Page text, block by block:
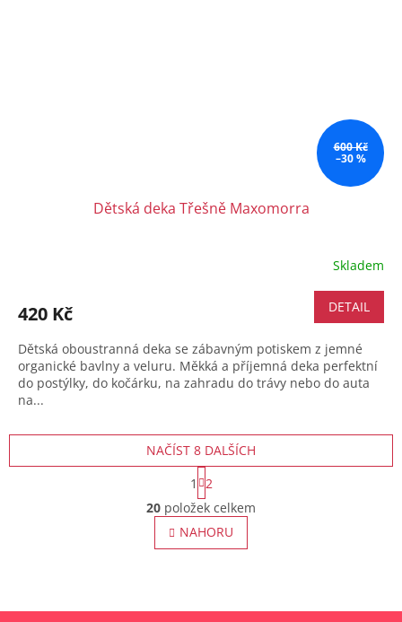
600 Kč
–30 %
Dětská deka Třešně Maxomorra
Skladem
420 Kč DETAIL
Dětská oboustranná deka se zábavným potiskem z jemné
organické bavlny a veluru. Měkká a příjemná deka perfektní
do postýlky, do kočárku, na zahradu do trávy nebo do auta
na...
O
v
l
á
NAČÍST 8 DALŠÍCH
S
t
r
á
n
k
n
1
2
20 položek celkem
NAHORU